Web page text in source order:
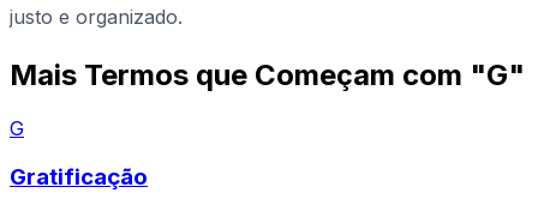
justo e organizado.
Mais Termos que Começam com "G"
G
Gratificação